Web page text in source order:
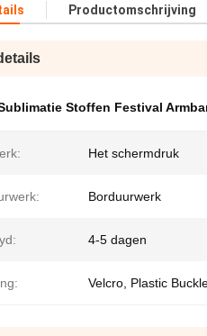
Productomschrijving
Stoffen Festival
Het schermdruk
Borduurwerk
4-5 dagen
Velcro, Plastic